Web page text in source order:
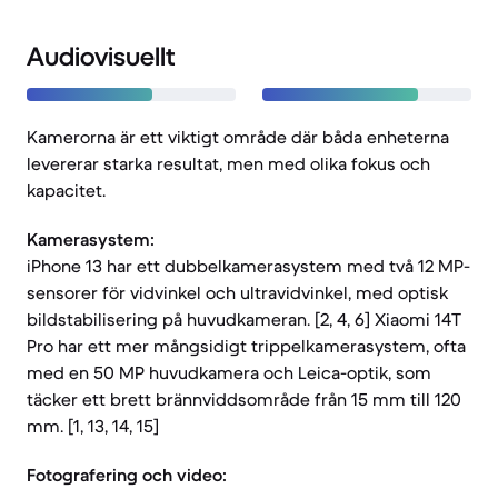
Audiovisuellt
Kamerorna är ett viktigt område där båda enheterna
levererar starka resultat, men med olika fokus och
kapacitet.
Kamerasystem:
iPhone 13 har ett dubbelkamerasystem med två 12 MP-
sensorer för vidvinkel och ultravidvinkel, med optisk
bildstabilisering på huvudkameran. [2, 4, 6] Xiaomi 14T
Pro har ett mer mångsidigt trippelkamerasystem, ofta
med en 50 MP huvudkamera och Leica-optik, som
täcker ett brett brännviddsområde från 15 mm till 120
mm. [1, 13, 14, 15]
Fotografering och video: